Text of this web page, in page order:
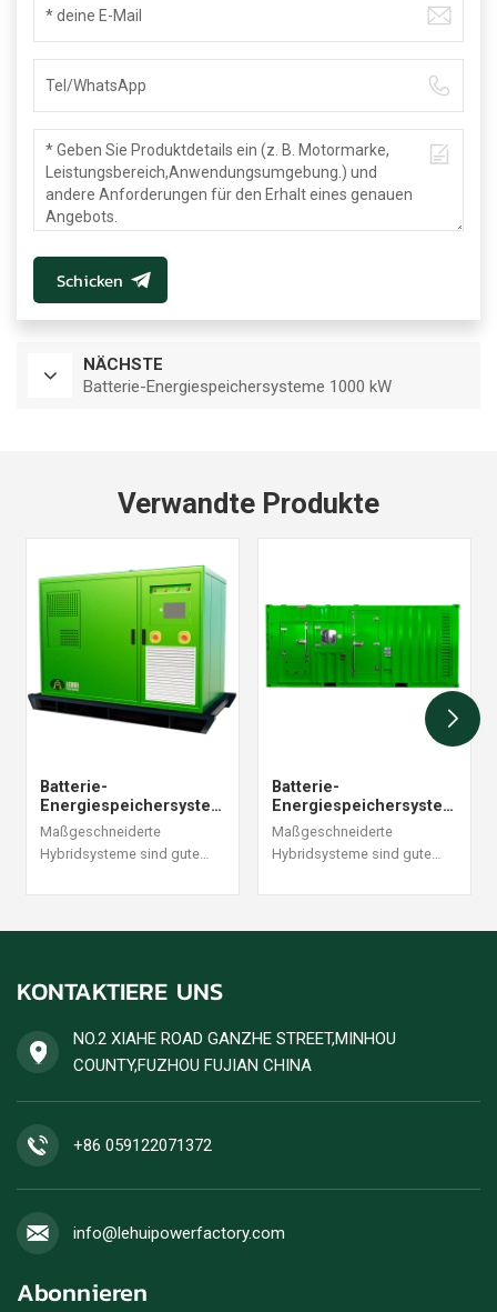
Schicken
NÄCHSTE
Batterie-Energiespeichersysteme 1000 kW
Verwandte Produkte
Batterie-
Energiespeichersysteme
100 KW
Maßgeschneiderte
Hybridsysteme sind gute
Generatorsätze.
Batterie-
Energiespeichersysteme
1000 KW
Maßgeschneiderte
Hybridsysteme sind gute
Generatorsätze.
KONTAKTIERE UNS
NO.2 XIAHE ROAD GANZHE STREET,MINHOU
COUNTY,FUZHOU FUJIAN CHINA
+86 059122071372
info@lehuipowerfactory.com
Abonnieren